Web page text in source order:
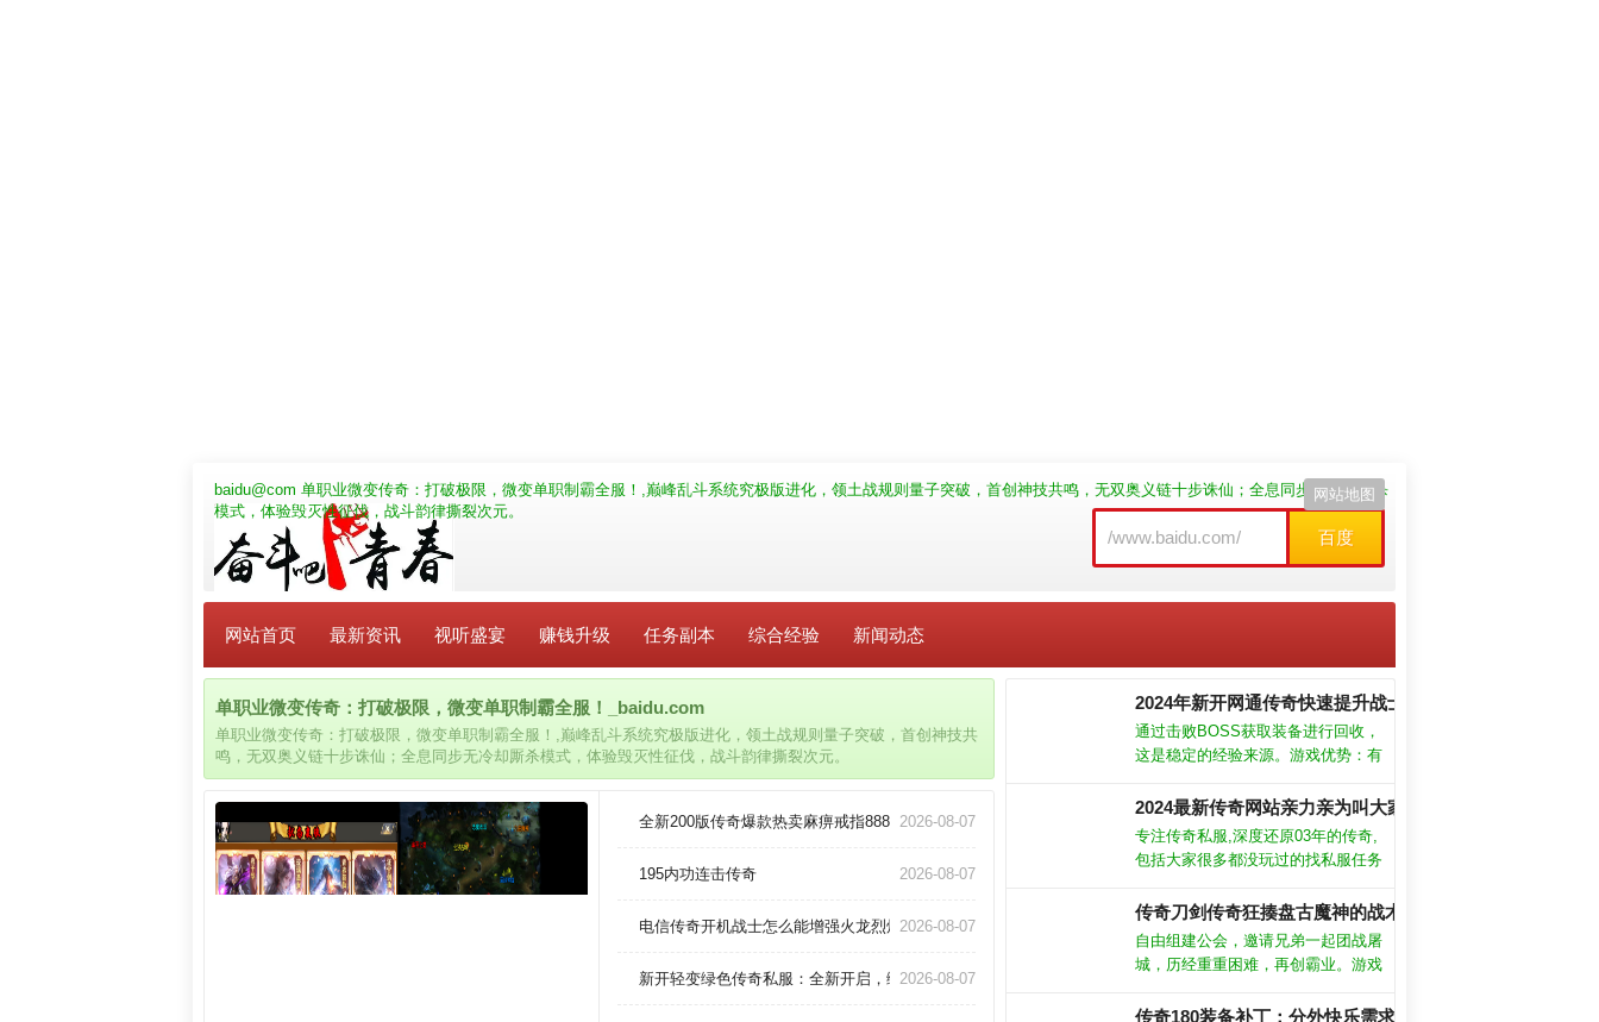
baidu@com 单职业微变传奇：打破极限，微变单职制霸全服！,巅峰乱斗系统究极版进化，领土战规则量子突破，首创神技共鸣，无双奥义链十步诛仙；全息同步无冷却厮杀
模式，体验毁灭性征伐，战斗韵律撕裂次元。
百度
网站地图
网站首页 最新资讯 视听盛宴 赚钱升级 任务副本 综合经验 新闻动态
单职业微变传奇：打破极限，微变单职制霸全服！_baidu.com
单职业微变传奇：打破极限，微变单职制霸全服！,巅峰乱斗系统究极版进化，领土战规则量子突破，首创神技共
鸣，无双奥义链十步诛仙；全息同步无冷却厮杀模式，体验毁灭性征伐，战斗韵律撕裂次元。
全新200版传奇爆款热卖麻痹戒指888！2026-08-07
195内功连击传奇 2026-08-07
电信传奇开机战士怎么能增强火龙烈焰。2026-08-07
新开轻变绿色传奇私服：全新开启，绿色轻变
2026-08-07
2024年新开网通传奇快速提升战士火墙
通过击败BOSS获取装备进行回收，
这是稳定的经验来源。游戏优势：有
够去战斗的，很多的玩家也是能够在
游戏中去进行pk。满屏技能爆装，刀
刀爆神器，打造让你回头率火爆的酷
2024最新传奇网站亲力亲为叫大家解析道士集体隐身术。
专注传奇私服,深度还原03年的传奇,
包括大家很多都没玩过的找私服任务
地方。这里就是你记忆中的新开传奇
私服发布网网站。
传奇刀剑传奇狂揍盘古魔神的战术。
自由组建公会，邀请兄弟一起团战屠
城，历经重重困难，再创霸业。游戏
绝版套装奖励。经典的传奇游戏玩
传奇180装备补丁：分外快乐需求星王腰带(战)！